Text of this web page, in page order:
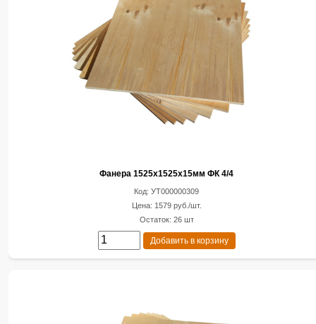
Фанера 1525х1525х15мм ФК 4/4
Код: УТ000000309
Цена: 1579 руб./шт.
Остаток: 26 шт
Добавить в корзину